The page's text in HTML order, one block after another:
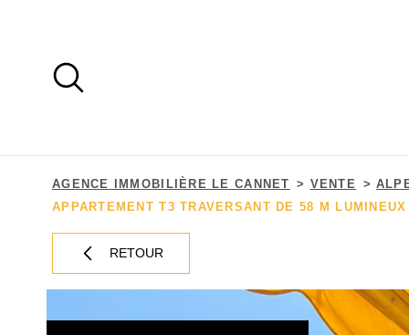
recherche
principal
AGENCE IMMOBILIÈRE LE CANNET VENTE
APPARTEMENT T3 TRAVERSANT DE 58 M
RETOUR